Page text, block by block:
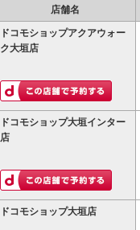
店舗名
ドコモショップアクアウォー
ク大垣店
ドコモショップ大垣インター
店
ドコモショップ大垣店